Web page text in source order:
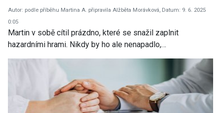
Autor: podle příběhu Martina A. připravila Alžběta Morávková, Datum: 9. 6. 2025
0:05
Martin v sobě cítil prázdno, které se snažil zaplnit
hazardními hrami. Nikdy by ho ale nenapadlo,…